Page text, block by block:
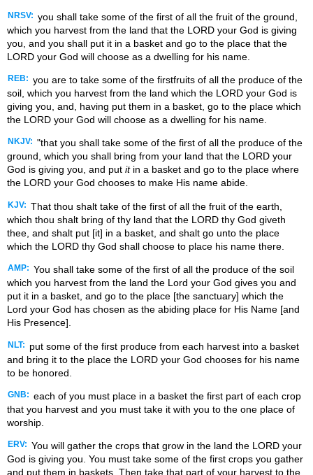
NRSV: you shall take some of the first of all the fruit of the ground,
which you harvest from the land that the LORD your God is giving
you, and you shall put it in a basket and go to the place that the
LORD your God will choose as a dwelling for his name.
REB: you are to take some of the firstfruits of all the produce of the
soil, which you harvest from the land which the LORD your God is
giving you, and, having put them in a basket, go to the place which
the LORD your God will choose as a dwelling for his name.
NKJV: "that you shall take some of the first of all the produce of the
ground, which you shall bring from your land that the LORD your
God is giving you, and put itin a basket and go to the place where
the LORD your God chooses to make His name abide.
KJV: That thou shalt take of the first of all the fruit of the earth,
which thou shalt bring of thy land that the LORD thy God giveth
thee, and shalt put [it] in a basket, and shalt go unto the place
which the LORD thy God shall choose to place his name there.
AMP: You shall take some of the first of all the produce of the soil
which you harvest from the land the Lord your God gives you and
put it in a basket, and go to the place [the sanctuary] which the
Lord your God has chosen as the abiding place for His Name [and
His Presence].
NLT:
put some of the first produce from each harvest into a basket
and bring it to the place the LORD your God chooses for his name
to be honored.
GNB: each of you must place in a basket the first part of each crop
that you harvest and you must take it with you to the one place of
worship.
ERV: You will gather the crops that grow in the land the LORD your
God is giving you. You must take some of the first crops you gather
and put them in baskets. Then take that part of your harvest to the